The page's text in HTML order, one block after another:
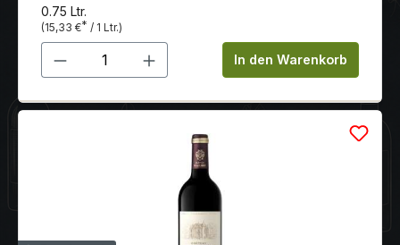
0.75 Ltr.
(15,33 €* / 1 Ltr.)
Produkt Anzahl: Gib denIn den Warenkorb